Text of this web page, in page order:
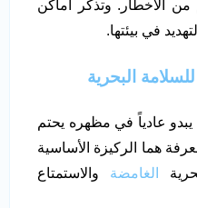
من الأخطار. وتذكر أماكن
في بيئتها.
البحرية
عادياً في مظهره يحتم
هما الركيزة الأساسية
الغامضة والاستمتاع